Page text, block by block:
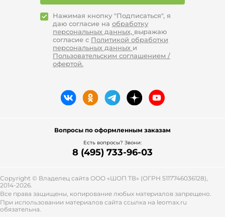
Нажимая кнопку "Подписаться", я
даю согласие на обработку
персональных данных, выражаю
согласие с Политикой обработки
персональных данных и
Пользовательским соглашением /
офертой.
Вопросы по оформленным заказам
Есть вопросы? Звони:
8 (495) 733-96-03
Copyright © Владелец сайта ООО «ШОП ТВ» (ОГРН 5117746036128),
2014-2026.
Все права защищены, копирование любых материалов запрещено.
При использовании материалов сайта ссылка на leomax.ru
обязательна.